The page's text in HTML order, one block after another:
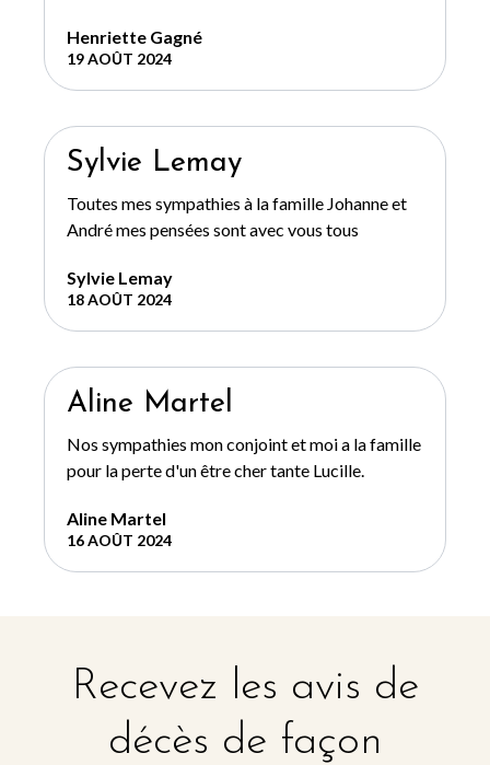
Henriette Gagné
19 AOÛT 2024
Sylvie Lemay
Toutes mes sympathies à la famille Johanne et
André mes pensées sont avec vous tous
Sylvie Lemay
18 AOÛT 2024
Aline Martel
Nos sympathies mon conjoint et moi a la famille
pour la perte d'un être cher tante Lucille.
Aline Martel
16 AOÛT 2024
Recevez les avis de
décès de façon